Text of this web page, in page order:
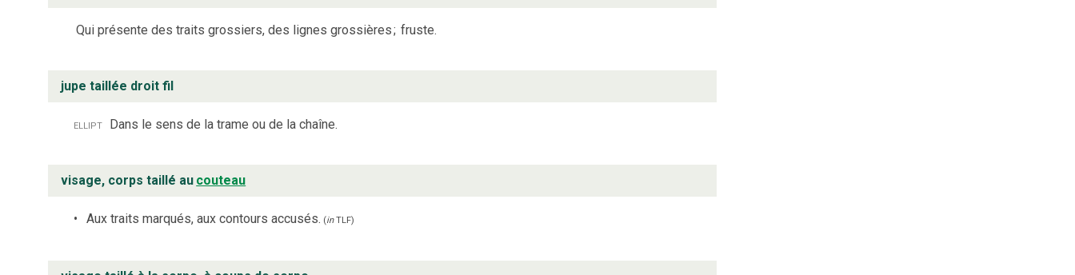
Qui présente des traits grossiers, des lignes grossières; fruste.
jupe taillée droit fil
ellipt Dans le sens de la trame ou de la chaîne.
visage, corps taillé au couteau
Aux traits marqués, aux contours accusés. (inTLF)